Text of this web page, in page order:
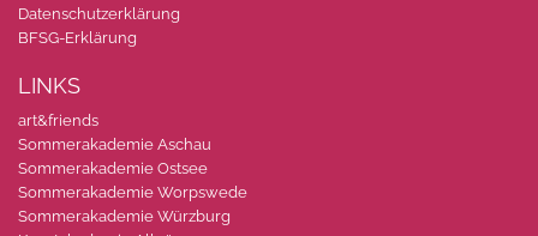
Datenschutzerklärung
BFSG-Erklärung
LINKS
art&friends
Sommerakademie Aschau
Sommerakademie Ostsee
Sommerakademie Worpswede
Sommerakademie Würzburg